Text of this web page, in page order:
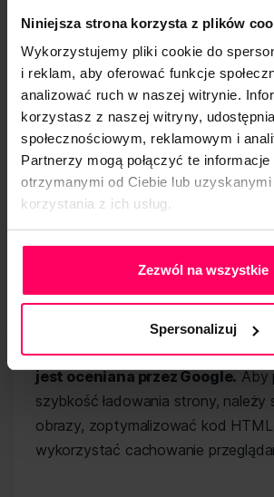
Niniejsza strona korzysta z plików
Wykorzystujemy pliki cookie do
i reklam, aby oferować funkcje
analizować ruch w naszej witrynie.
korzystasz z naszej witryny,
społecznościowym, reklamowym i
Partnerzy mogą połączyć te
otrzymanymi od Ciebie lub
korzystania z ich usług.
Polityka Prywatności
Zezwól na wszystkie
Spersonalizuj
zdobycia jak najwięcej linków od
autorytatywnych witryn. Linki
jednak naturalne, ponieważ Google
która kupiła lub zdobyła
swojej strony.
Optymalizacja
szybkości
strony
Szybkość ładowania strony jest
SEO.Im szybciej strona się
jest oceniana przez Google. Aby
szybkość ładowania strony, należy
obrazy, zoptymalizować kod HTML
wykorzystać cachowanie